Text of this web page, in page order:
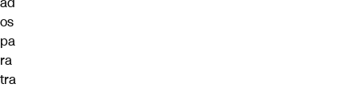
os
pa
ra
tra